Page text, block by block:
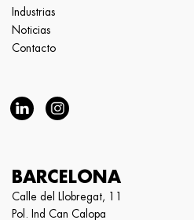
Industrias
Noticias
Contacto
BARCELONA
Calle del Llobregat, 11
Pol. Ind Can Calopa